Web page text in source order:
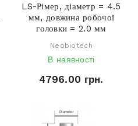
LS-Рімер, діаметр = 4.5
мм, довжина робочої
головки = 2.0 мм
Neobiotech
В наявності
4796.00 грн.